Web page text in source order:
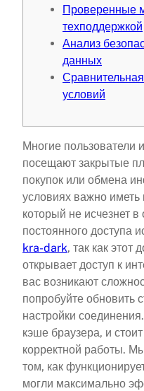
Проверенные
техподдержкой
Анализ
данных
условий
Многие пользователи
посещают закрытые
покупок или обмена
условиях важно
который не исчезнет
постоянного доступа
kra-dark, так как этот
открывает доступ к
вас возникают
попробуйте обновить
настройки
кэше браузера, и
корректной работы.
том, как
могли максимально